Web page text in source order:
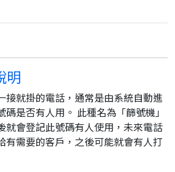
明
接就掛的電話，通常是由系統自動進
是否有人用。 此種名為「篩號機」
就會登記此號碼有人使用，未來電話
有需要的客戶，之後可能就會有人打